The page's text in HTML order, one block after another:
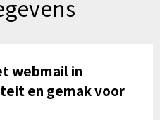
webmail in
en gemak voor